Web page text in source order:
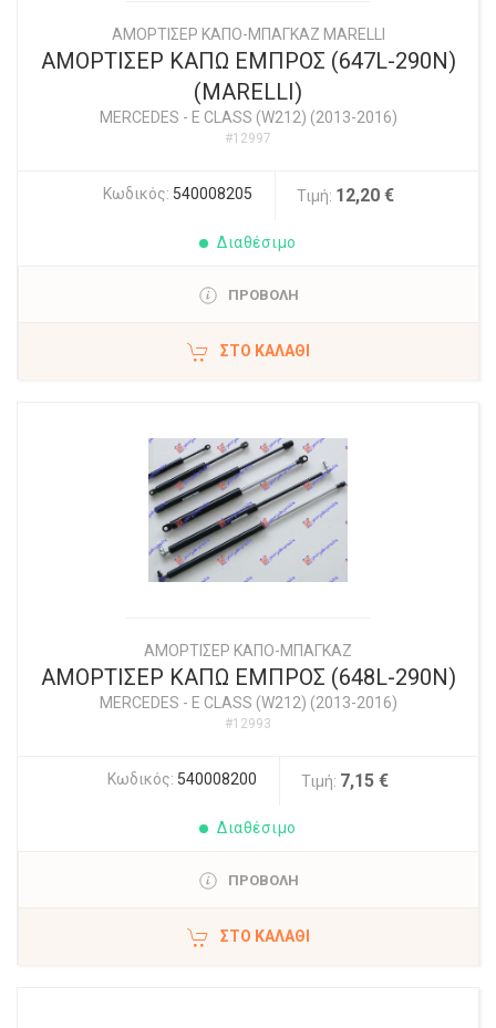
ΑΜΟΡΤΙΣΕΡ ΚΑΠΟ-ΜΠΑΓΚΑΖ MARELLI
ΑΜΟΡΤΙΣΕΡ ΚΑΠΩ ΕΜΠΡΟΣ (647L-290N)
(MARELLI)
MERCEDES - E CLASS (W212) (2013-2016)
#12997
Κωδικός: 540008205 Τιμή: 12,20 €
Διαθέσιμο
ΠΡΟΒΟΛΗ
ΣΤΟ ΚΑΛΆΘΙ
ΑΜΟΡΤΙΣΕΡ ΚΑΠΟ-ΜΠΑΓΚΑΖ
ΑΜΟΡΤΙΣΕΡ ΚΑΠΩ ΕΜΠΡΟΣ (648L-290N)
MERCEDES - E CLASS (W212) (2013-2016)
#12993
Κωδικός: 540008200 Τιμή: 7,15 €
Διαθέσιμο
ΠΡΟΒΟΛΗ
ΣΤΟ ΚΑΛΆΘΙ